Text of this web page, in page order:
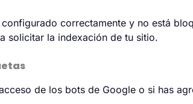
correctamente y no está
solicitar la indexación de tu sitio.
de los bots de Google o si has